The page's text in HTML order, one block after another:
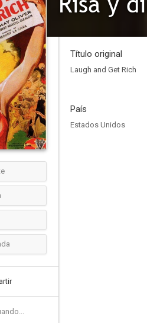
Título original
Laugh and Get Rich
País
Estados Unidos